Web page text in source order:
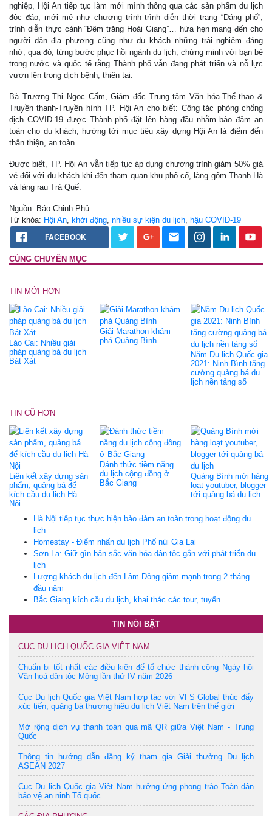
nghiệp, Hội An tiếp tục làm mới mình thông qua các sản phẩm du lịch
độc đáo, mới mẻ như chương trình trình diễn thời trang “Dáng phố”,
trình diễn thực cảnh “Đêm trăng Hoài Giang”… hứa hẹn mang đến cho
người dân địa phương cũng như du khách những trải nghiệm đáng
nhớ, qua đó, từng bước phục hồi ngành du lịch, chứng minh với bạn bè
trong nước và quốc tế rằng Thành phố vẫn đang phát triển và nỗ lực
vươn lên trong dịch bệnh, thiên tai.
Bà Trương Thị Ngọc Cẩm, Giám đốc Trung tâm Văn hóa-Thể thao &
Truyền thanh-Truyền hình TP. Hội An cho biết: Công tác phòng chống
dịch COVID-19 được Thành phố đặt lên hàng đầu nhằm bảo đảm an
toàn cho du khách, hướng tới mục tiêu xây dựng Hội An là điểm đến
thân thiện, an toàn.
Được biết, TP. Hội An vẫn tiếp tục áp dụng chương trình giảm 50% giá
vé đối với du khách khi đến tham quan khu phố cổ, làng gốm Thanh Hà
và làng rau Trà Quế.
Nguồn: Báo Chinh Phủ
Từ khóa: Hội An, khởi động, nhiều sự kiện du lịch, hậu COVID-19
FACEBOOK
CÙNG CHUYÊN MỤC
TIN MỚI HƠN
Lào Cai: Nhiều giải
pháp quảng bá du lịch
Bát Xát
Giải Marathon khám
phá Quảng Bình
Năm Du lịch Quốc gia
2021: Ninh Bình tăng
cường quảng bá du
lịch nền tảng số
TIN CŨ HƠN
Liên kết xây dựng sản
phẩm, quảng bá để
kích cầu du lịch Hà
Nội
Đánh thức tiềm năng
du lịch cộng đồng ở
Bắc Giang
Quảng Bình mời hàng
loạt youtuber, blogger
tới quảng bá du lịch
Hà Nội tiếp tục thực hiện bảo đảm an toàn trong hoạt động du
lịch
Homestay - Điểm nhấn du lịch Phố núi Gia Lai
Sơn La: Giữ gìn bản sắc văn hóa dân tộc gắn với phát triển du
lịch
Lượng khách du lịch đến Lâm Đồng giảm mạnh trong 2 tháng
đầu năm
Bắc Giang kích cầu du lịch, khai thác các tour, tuyến
TIN NỔI BẬT
CỤC DU LỊCH QUỐC GIA VIỆT NAM
Chuẩn bị tốt nhất các điều kiện để tổ chức thành công Ngày hội
Văn hoá dân tộc Mông lần thứ IV năm 2026
Cục Du lịch Quốc gia Việt Nam hợp tác với VFS Global thúc đẩy
xúc tiến, quảng bá thương hiệu du lịch Việt Nam trên thế giới
Mở rộng dịch vụ thanh toán qua mã QR giữa Việt Nam - Trung
Quốc
Thông tin hướng dẫn đăng ký tham gia Giải thưởng Du lịch
ASEAN 2027
Cục Du lịch Quốc gia Việt Nam hưởng ứng phong trào Toàn dân
bảo vệ an ninh Tổ quốc